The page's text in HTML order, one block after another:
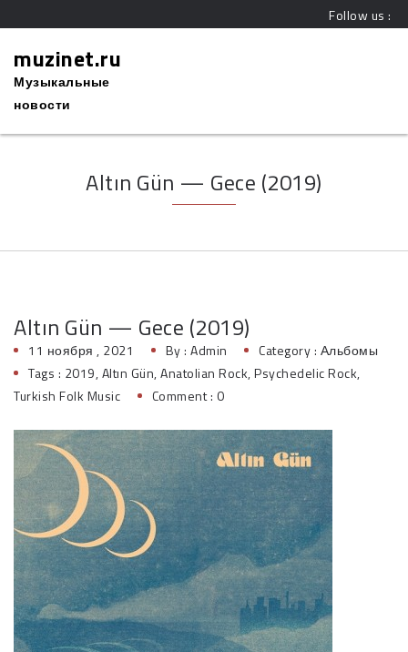
Follow us :
muzinet.ru
Музыкальные
новости
Altın Gün — Gece (2019)
Altın Gün — Gece (2019)
11 ноября , 2021 By : Admin Category : Альбомы
Tags : 2019,Altın Gün,Anatolian Rock,Psychedelic Rock,
Turkish Folk Music
Comment : 0